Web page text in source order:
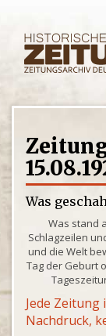
Was
Was stand
Schlagzeilen
und die Welt
Tag der Geburt
Jede Zeitung
Nachdruck,